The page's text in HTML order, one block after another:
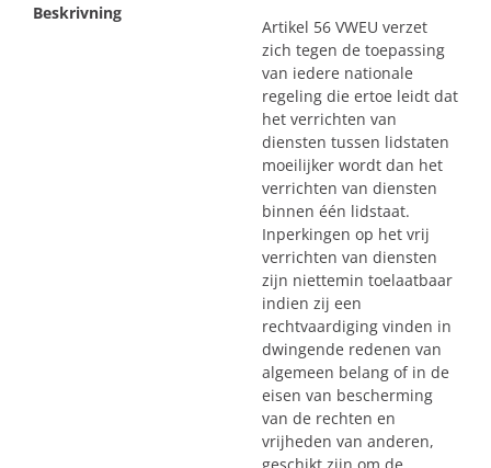
Beskrivning
Artikel 56 VWEU verzet
zich tegen de toepassing
van iedere nationale
regeling die ertoe leidt dat
het verrichten van
diensten tussen lidstaten
moeilijker wordt dan het
verrichten van diensten
binnen één lidstaat.
Inperkingen op het vrij
verrichten van diensten
zijn niettemin toelaatbaar
indien zij een
rechtvaardiging vinden in
dwingende redenen van
algemeen belang of in de
eisen van bescherming
van de rechten en
vrijheden van anderen,
geschikt zijn om de